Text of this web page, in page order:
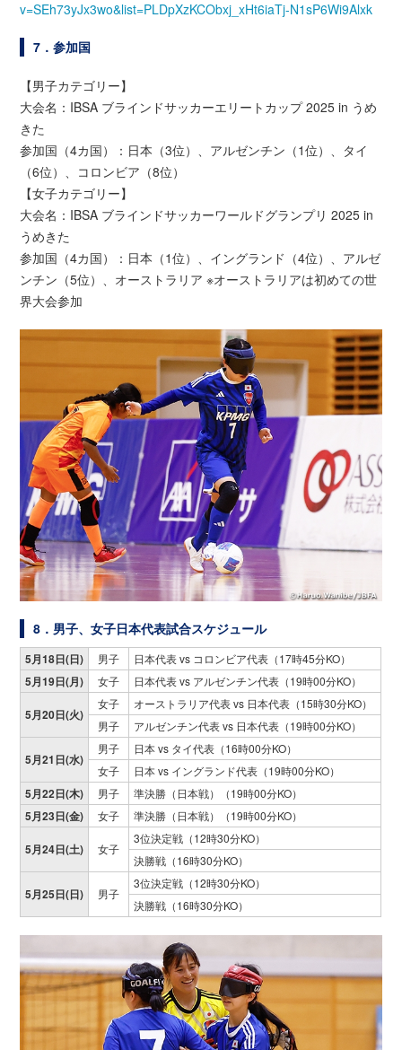
v=SEh73yJx3wo&list=PLDpXzKCObxj_xHt6iaTj-N1sP6Wi9Alxk
7．参加国
【男子カテゴリー】
大会名：IBSA ブラインドサッカーエリートカップ 2025 in うめ
きた
参加国（4カ国）：日本（3位）、アルゼンチン（1位）、タイ
（6位）、コロンビア（8位）
【女子カテゴリー】
大会名：IBSA ブラインドサッカーワールドグランプリ 2025 in
うめきた
参加国（4カ国）：日本（1位）、イングランド（4位）、アルゼ
ンチン（5位）、オーストラリア ※オーストラリアは初めての世
界大会参加
8．男子、女子日本代表試合スケジュール
5月18日(日) 男子 日本代表 vs コロンビア代表（17時45分KO）
5月19日(月) 女子 日本代表 vs アルゼンチン代表（19時00分KO）
5月20日(火)
女子
オーストラリア代表 vs 日本代表（15時30分KO）
男子
アルゼンチン代表 vs 日本代表（19時00分KO）
5月21日(水)
男子
日本 vs タイ代表（16時00分KO）
女子
日本 vs イングランド代表（19時00分KO）
5月22日(木) 男子 準決勝（日本戦）（19時00分KO）
5月23日(金) 女子 準決勝（日本戦）（19時00分KO）
5月24日(土) 女子
3位決定戦（12時30分KO）
決勝戦（16時30分KO）
5月25日(日) 男子
3位決定戦（12時30分KO）
決勝戦（16時30分KO）